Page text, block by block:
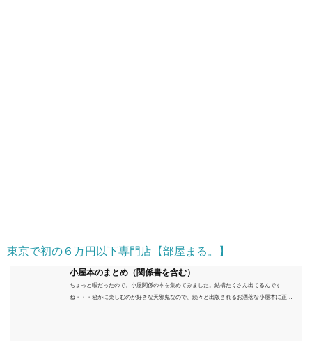
東京で初の６万円以下専門店【部屋まる。】
小屋本のまとめ（関係書を含む）
ちょっと暇だったので、小屋関係の本を集めてみました。結構たくさん出てるんです
ね・・・秘かに楽しむのが好きな天邪鬼なので、続々と出版されるお洒落な小屋本に正直